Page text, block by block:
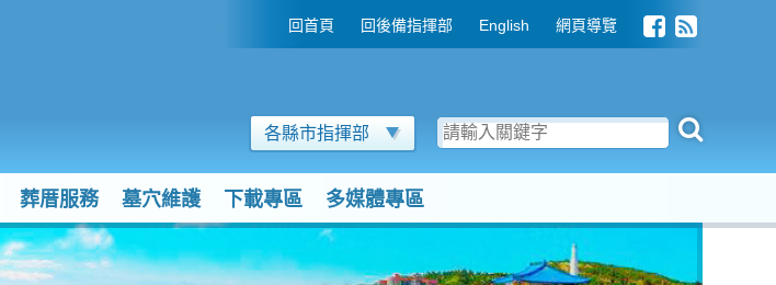
回首頁 回後備指揮部 English 網頁導覽
各縣市指揮部
葬厝服務 墓穴維護 下載專區 多媒體專區